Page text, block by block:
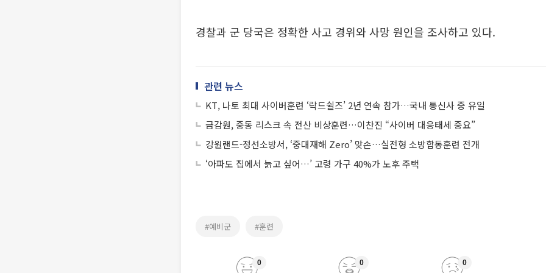
경찰과 군 당국은 정확한 사고 경위와 사망 원인을 조사하고 있다.
관련 뉴스
KT, 나토 최대 사이버훈련 ‘락드쉴즈’ 2년 연속 참가…국내 통신사 중 유일
금감원, 중동 리스크 속 전산 비상훈련…이찬진 “사이버 대응태세 중요”
강원랜드-정선소방서, ‘중대재해 Zero’ 맞손…실전형 소방합동훈련 전개
‘아파도 집에서 늙고 싶어…’ 고령 가구 40%가 노후 주택
#예비군 #훈련
0 0 0